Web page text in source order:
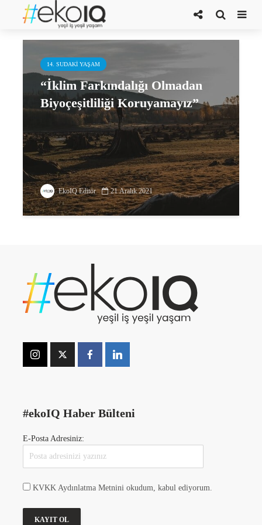
biyoçeşitlilk kaybı
14. SUDAKI YAŞAM
“İklim Farkındalığı Olmadan
Biyoçeşitliliği Koruyamayız”
EkoIQ Editör 21 Aralık 2021
#ekoIQ Haber Bülteni
E-Posta Adresiniz:
KVKK Aydınlatma Metnini okudum, kabul ediyorum.